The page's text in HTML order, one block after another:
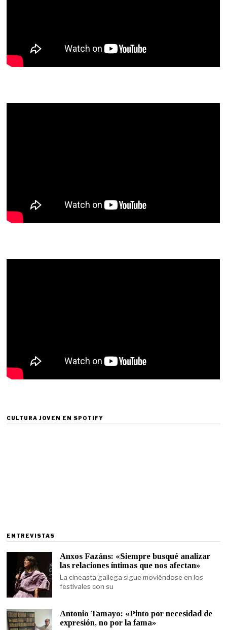
CULTURA JOVEN EN SPOTIFY
ENTREVISTAS
Anxos Fazáns: «Siempre busqué analizar
las relaciones íntimas que nos afectan»
La cineasta gallega sigue moviéndose en los
festivales con su
Antonio Tamayo: «Pinto por necesidad de
expresión, no por la fama»